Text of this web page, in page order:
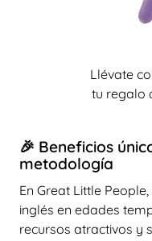
Llévate
tu regalo
🎉 Beneficios
metodología
En Great Little
inglés en edades
recursos atractivos y